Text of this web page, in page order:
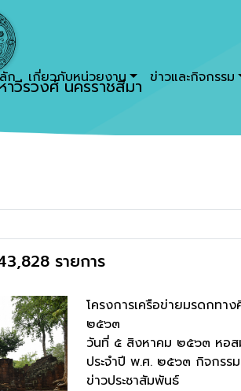
รวงศ์ นครราชสีมา
ก เกี่ยวกับหน่วยงาน ข่าวและกิจกรรม
รายการ
โครงการเครือข่ายมรดกท
๒๕๖๓
วันที่ ๕ สิงหาคม ๒๕๖๓ หอส
ประจำปี พ.ศ. ๒๕๖๓ กิจกรร
ข่าวประชาสัมพันธ์